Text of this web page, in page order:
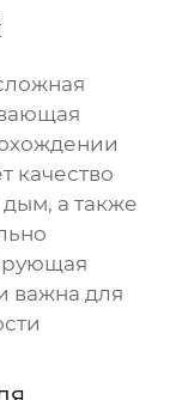
качество
дым, а также
важна для